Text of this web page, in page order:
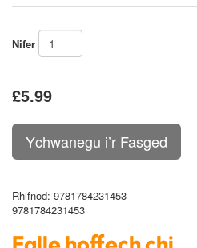
Nifer
£5.99
Rhifnod: 9781784231453
9781784231453